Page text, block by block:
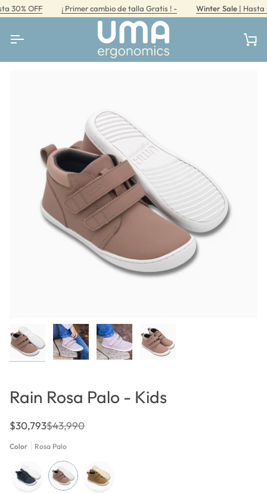
Ir
directamente
contenido
OFF ¡ Primer cambio de talla Gratis ! - Winter Sale| Hasta
Rain Rosa Palo - Kids
$30,793$43,990
Color Rosa Palo